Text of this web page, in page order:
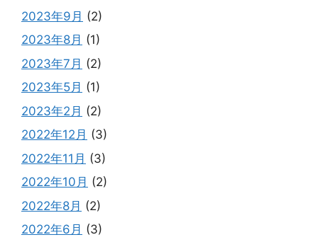
2023年9月 (2)
2023年8月 (1)
2023年7月 (2)
2023年5月 (1)
2023年2月 (2)
2022年12月 (3)
2022年11月 (3)
2022年10月 (2)
2022年8月 (2)
2022年6月 (3)